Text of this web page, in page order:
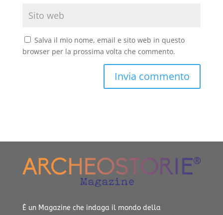
Salva il mio nome, email e sito web in questo
browser per la prossima volta che commento.
È un Magazine che indaga il mondo della